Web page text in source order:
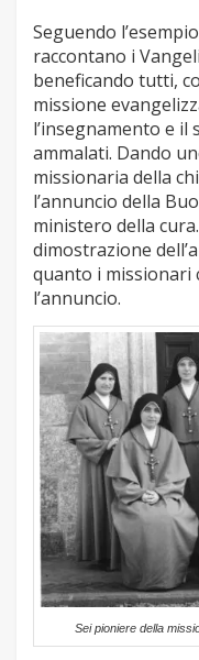
Seguendo
raccontano i
beneficando tutti,
missione
l’insegnamento e il
ammalati. Dando
missionaria della
l’annuncio della
ministero della
dimostrazione
quanto i missionari
l’annuncio.
Sei pioniere della